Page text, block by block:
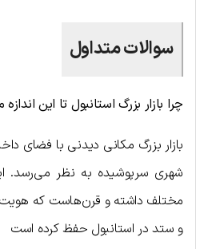
سوالات متداول
چرا بازار بزرگ استانبول تا این
بازار بزرگ مکانی دیدنی با فضای
شهری سرپوشیده به نظر می‌رسد.
مختلف داشته و قرن‌هاست که هویت
و ستد در استانبول حفظ کرده است